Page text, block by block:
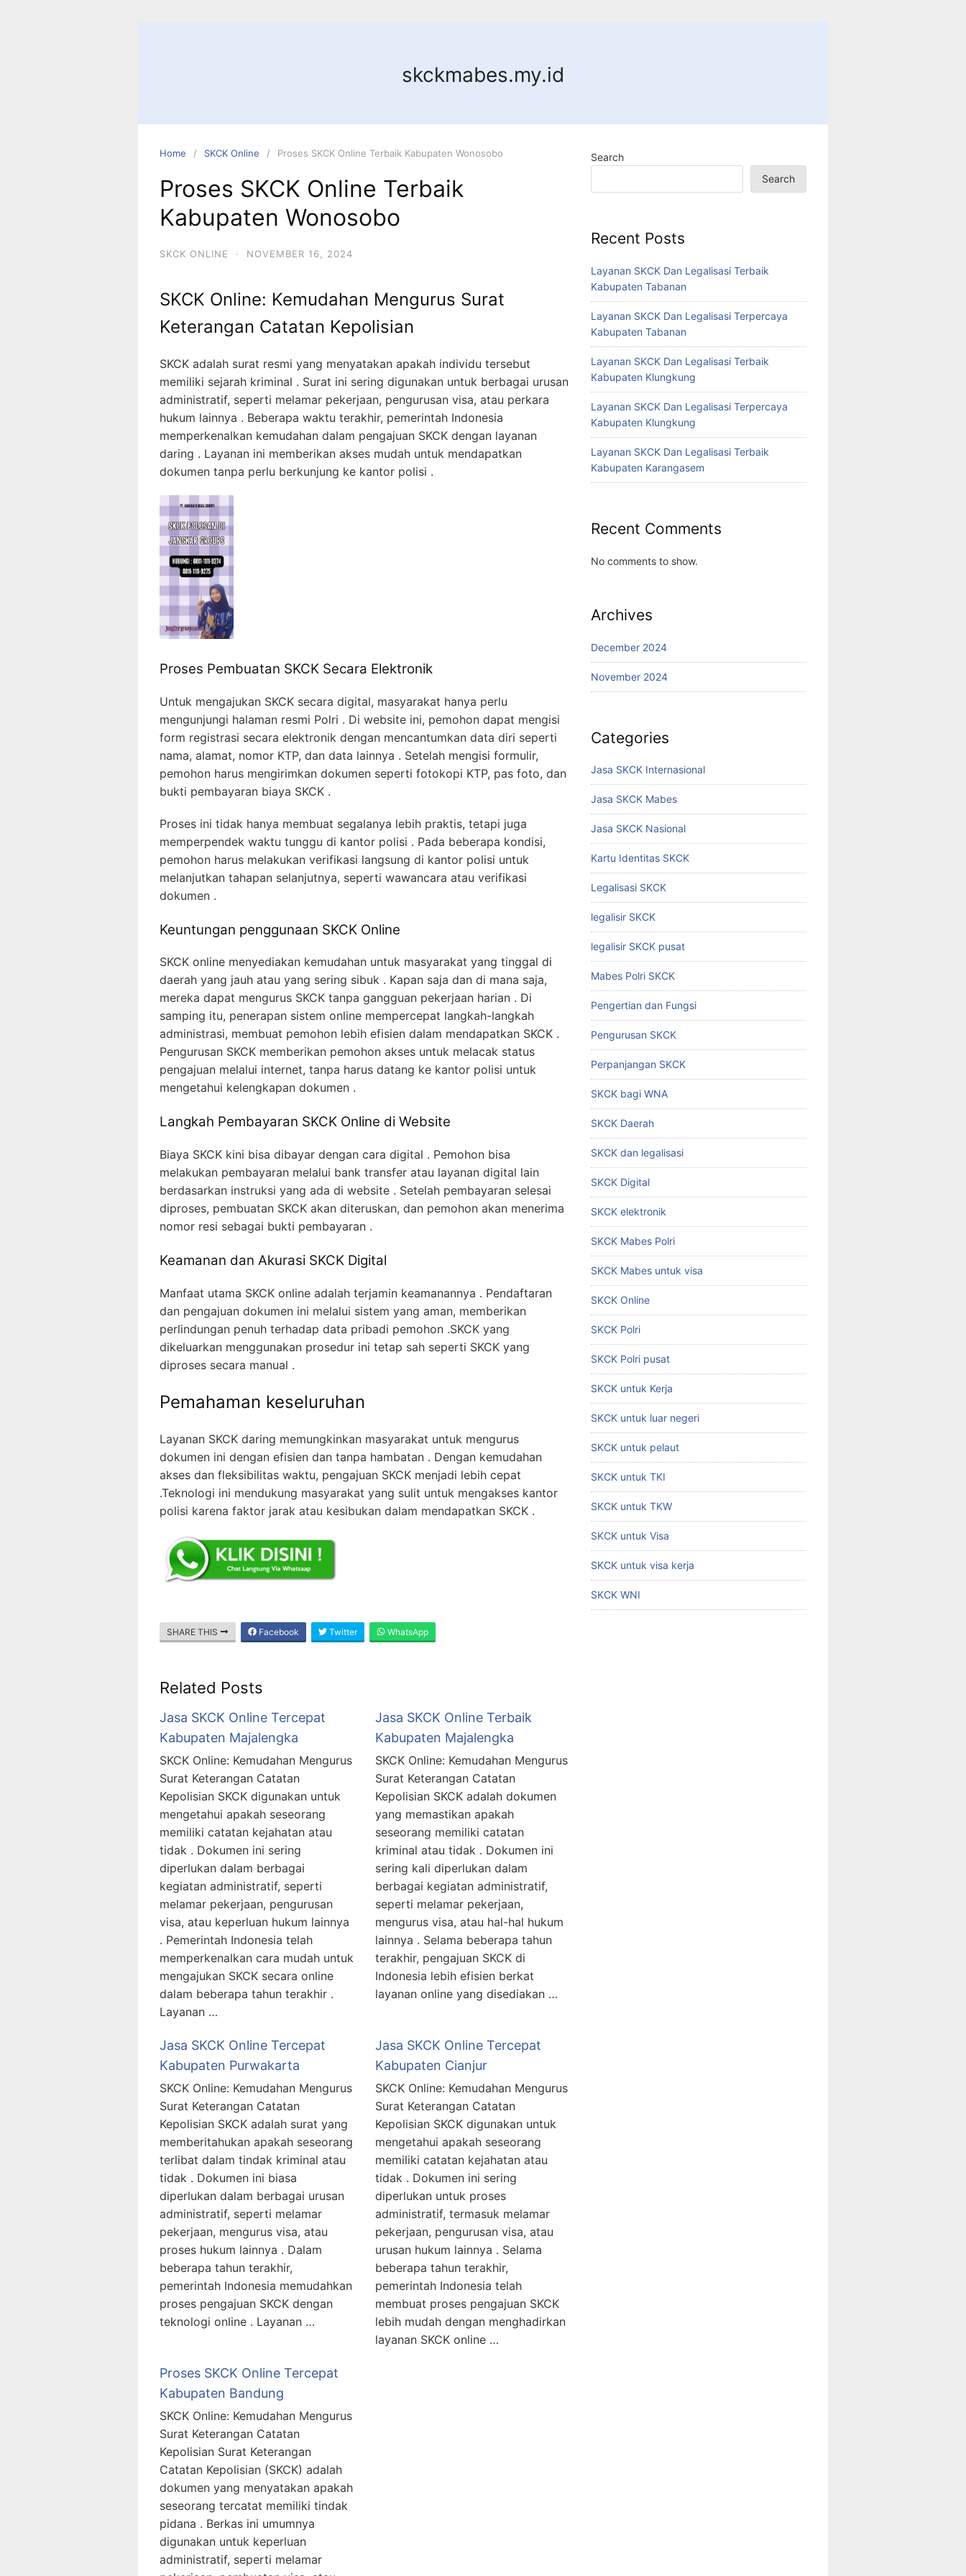
skckmabes.my.id
Home SKCK Online Proses SKCK Online Terbaik Kabupaten Wonosobo
Proses SKCK Online Terbaik
Kabupaten Wonosobo
SKCK ONLINE · NOVEMBER 16, 2024
SKCK Online: Kemudahan Mengurus Surat
Keterangan Catatan Kepolisian
SKCK adalah surat resmi yang menyatakan apakah individu tersebut
memiliki sejarah kriminal . Surat ini sering digunakan untuk berbagai urusan
administratif, seperti melamar pekerjaan, pengurusan visa, atau perkara
hukum lainnya . Beberapa waktu terakhir, pemerintah Indonesia
memperkenalkan kemudahan dalam pengajuan SKCK dengan layanan
daring . Layanan ini memberikan akses mudah untuk mendapatkan
dokumen tanpa perlu berkunjung ke kantor polisi .
Proses Pembuatan SKCK Secara Elektronik
Untuk mengajukan SKCK secara digital, masyarakat hanya perlu
mengunjungi halaman resmi Polri . Di website ini, pemohon dapat mengisi
form registrasi secara elektronik dengan mencantumkan data diri seperti
nama, alamat, nomor KTP, dan data lainnya . Setelah mengisi formulir,
pemohon harus mengirimkan dokumen seperti fotokopi KTP, pas foto, dan
bukti pembayaran biaya SKCK .
Proses ini tidak hanya membuat segalanya lebih praktis, tetapi juga
memperpendek waktu tunggu di kantor polisi . Pada beberapa kondisi,
pemohon harus melakukan verifikasi langsung di kantor polisi untuk
melanjutkan tahapan selanjutnya, seperti wawancara atau verifikasi
dokumen .
Keuntungan penggunaan SKCK Online
SKCK online menyediakan kemudahan untuk masyarakat yang tinggal di
daerah yang jauh atau yang sering sibuk . Kapan saja dan di mana saja,
mereka dapat mengurus SKCK tanpa gangguan pekerjaan harian . Di
samping itu, penerapan sistem online mempercepat langkah-langkah
administrasi, membuat pemohon lebih efisien dalam mendapatkan SKCK .
Pengurusan SKCK memberikan pemohon akses untuk melacak status
pengajuan melalui internet, tanpa harus datang ke kantor polisi untuk
mengetahui kelengkapan dokumen .
Langkah Pembayaran SKCK Online di Website
Biaya SKCK kini bisa dibayar dengan cara digital . Pemohon bisa
melakukan pembayaran melalui bank transfer atau layanan digital lain
berdasarkan instruksi yang ada di website . Setelah pembayaran selesai
diproses, pembuatan SKCK akan diteruskan, dan pemohon akan menerima
nomor resi sebagai bukti pembayaran .
Keamanan dan Akurasi SKCK Digital
Manfaat utama SKCK online adalah terjamin keamanannya . Pendaftaran
dan pengajuan dokumen ini melalui sistem yang aman, memberikan
perlindungan penuh terhadap data pribadi pemohon .SKCK yang
dikeluarkan menggunakan prosedur ini tetap sah seperti SKCK yang
diproses secara manual .
Pemahaman keseluruhan
Layanan SKCK daring memungkinkan masyarakat untuk mengurus
dokumen ini dengan efisien dan tanpa hambatan . Dengan kemudahan
akses dan fleksibilitas waktu, pengajuan SKCK menjadi lebih cepat
.Teknologi ini mendukung masyarakat yang sulit untuk mengakses kantor
polisi karena faktor jarak atau kesibukan dalam mendapatkan SKCK .
SHARE THIS Facebook Twitter WhatsApp
Related Posts
Jasa SKCK Online Tercepat
Kabupaten Majalengka
SKCK Online: Kemudahan Mengurus
Surat Keterangan Catatan
Kepolisian SKCK digunakan untuk
mengetahui apakah seseorang
memiliki catatan kejahatan atau
tidak . Dokumen ini sering
diperlukan dalam berbagai
kegiatan administratif, seperti
melamar pekerjaan, pengurusan
visa, atau keperluan hukum lainnya
. Pemerintah Indonesia telah
memperkenalkan cara mudah untuk
mengajukan SKCK secara online
dalam beberapa tahun terakhir .
Layanan …
Jasa SKCK Online Terbaik
Kabupaten Majalengka
SKCK Online: Kemudahan Mengurus
Surat Keterangan Catatan
Kepolisian SKCK adalah dokumen
yang memastikan apakah
seseorang memiliki catatan
kriminal atau tidak . Dokumen ini
sering kali diperlukan dalam
berbagai kegiatan administratif,
seperti melamar pekerjaan,
mengurus visa, atau hal-hal hukum
lainnya . Selama beberapa tahun
terakhir, pengajuan SKCK di
Indonesia lebih efisien berkat
layanan online yang disediakan …
Jasa SKCK Online Tercepat
Kabupaten Purwakarta
SKCK Online: Kemudahan Mengurus
Surat Keterangan Catatan
Kepolisian SKCK adalah surat yang
memberitahukan apakah seseorang
terlibat dalam tindak kriminal atau
tidak . Dokumen ini biasa
diperlukan dalam berbagai urusan
administratif, seperti melamar
pekerjaan, mengurus visa, atau
proses hukum lainnya . Dalam
beberapa tahun terakhir,
pemerintah Indonesia memudahkan
proses pengajuan SKCK dengan
teknologi online . Layanan …
Jasa SKCK Online Tercepat
Kabupaten Cianjur
SKCK Online: Kemudahan Mengurus
Surat Keterangan Catatan
Kepolisian SKCK digunakan untuk
mengetahui apakah seseorang
memiliki catatan kejahatan atau
tidak . Dokumen ini sering
diperlukan untuk proses
administratif, termasuk melamar
pekerjaan, pengurusan visa, atau
urusan hukum lainnya . Selama
beberapa tahun terakhir,
pemerintah Indonesia telah
membuat proses pengajuan SKCK
lebih mudah dengan menghadirkan
layanan SKCK online …
Proses SKCK Online Tercepat
Kabupaten Bandung
SKCK Online: Kemudahan Mengurus
Surat Keterangan Catatan
Kepolisian Surat Keterangan
Catatan Kepolisian (SKCK) adalah
dokumen yang menyatakan apakah
seseorang tercatat memiliki tindak
pidana . Berkas ini umumnya
digunakan untuk keperluan
administratif, seperti melamar
Search
Search
Recent Posts
Layanan SKCK Dan Legalisasi Terbaik
Kabupaten Tabanan
Layanan SKCK Dan Legalisasi Terpercaya
Kabupaten Tabanan
Layanan SKCK Dan Legalisasi Terbaik
Kabupaten Klungkung
Layanan SKCK Dan Legalisasi Terpercaya
Kabupaten Klungkung
Layanan SKCK Dan Legalisasi Terbaik
Kabupaten Karangasem
Recent Comments
No comments to show.
Archives
December 2024
November 2024
Categories
Jasa SKCK Internasional
Jasa SKCK Mabes
Jasa SKCK Nasional
Kartu Identitas SKCK
Legalisasi SKCK
legalisir SKCK
legalisir SKCK pusat
Mabes Polri SKCK
Pengertian dan Fungsi
Pengurusan SKCK
Perpanjangan SKCK
SKCK bagi WNA
SKCK Daerah
SKCK dan legalisasi
SKCK Digital
SKCK elektronik
SKCK Mabes Polri
SKCK Mabes untuk visa
SKCK Online
SKCK Polri
SKCK Polri pusat
SKCK untuk Kerja
SKCK untuk luar negeri
SKCK untuk pelaut
SKCK untuk TKI
SKCK untuk TKW
SKCK untuk Visa
SKCK untuk visa kerja
SKCK WNI